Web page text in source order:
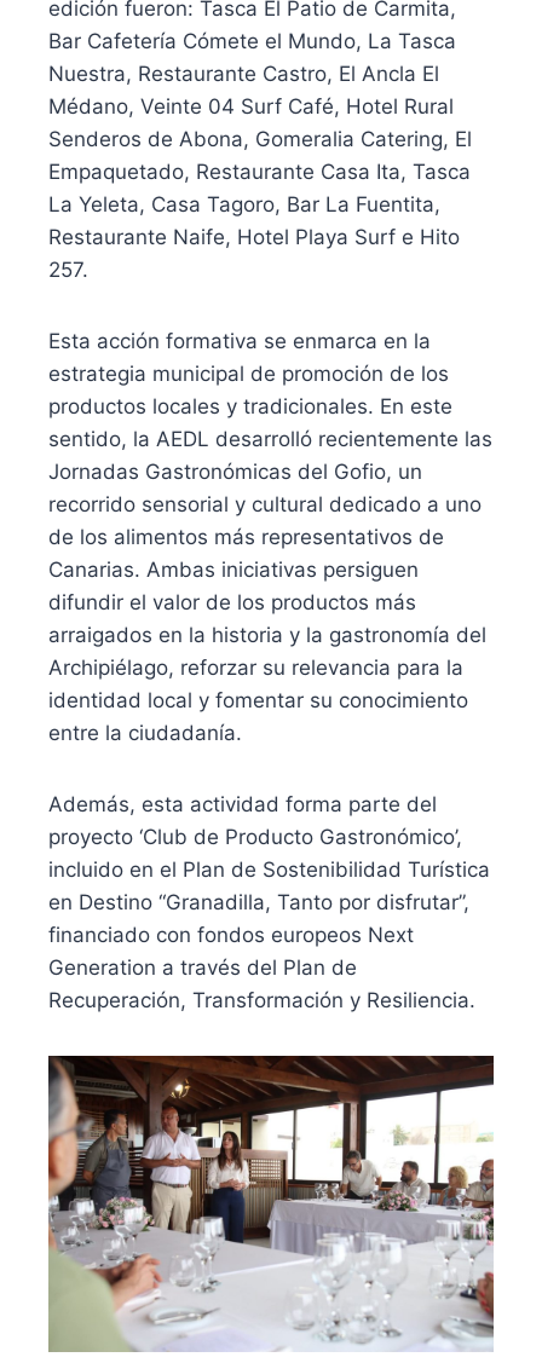
edición fueron: Tasca El Patio de Carmita,
Bar Cafetería Cómete el Mundo, La Tasca
Nuestra, Restaurante Castro, El Ancla El
Médano, Veinte 04 Surf Café, Hotel Rural
Senderos de Abona, Gomeralia Catering, El
Empaquetado, Restaurante Casa Ita, Tasca
La Yeleta, Casa Tagoro, Bar La Fuentita,
Restaurante Naife, Hotel Playa Surf e Hito
257.
Esta acción formativa se enmarca en la
estrategia municipal de promoción de los
productos locales y tradicionales. En este
sentido, la AEDL desarrolló recientemente las
Jornadas Gastronómicas del Gofio, un
recorrido sensorial y cultural dedicado a uno
de los alimentos más representativos de
Canarias. Ambas iniciativas persiguen
difundir el valor de los productos más
arraigados en la historia y la gastronomía del
Archipiélago, reforzar su relevancia para la
identidad local y fomentar su conocimiento
entre la ciudadanía.
Además, esta actividad forma parte del
proyecto ‘Club de Producto Gastronómico’,
incluido en el Plan de Sostenibilidad Turística
en Destino “Granadilla, Tanto por disfrutar”,
financiado con fondos europeos Next
Generation a través del Plan de
Recuperación, Transformación y Resiliencia.